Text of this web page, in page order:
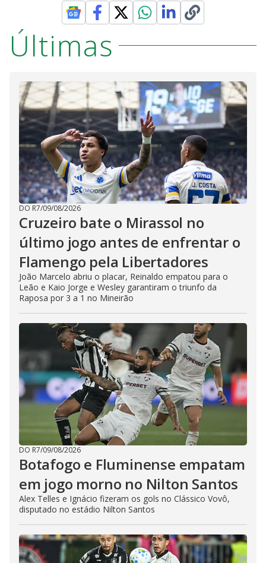
Últimas
DO R7/09/08/2026
Cruzeiro bate o Mirassol no
último jogo antes de enfrentar o
Flamengo pela Libertadores
João Marcelo abriu o placar, Reinaldo empatou para o
Leão e Kaio Jorge e Wesley garantiram o triunfo da
Raposa por 3 a 1 no Mineirão
DO R7/09/08/2026
Botafogo e Fluminense empatam
em jogo morno no Nilton Santos
Alex Telles e Ignácio fizeram os gols no Clássico Vovô,
disputado no estádio Nilton Santos